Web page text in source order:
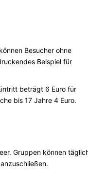
Besucher ohne
Beispiel für
beträgt 6 Euro für
bis 17 Jahre 4 Euro.
Gruppen können